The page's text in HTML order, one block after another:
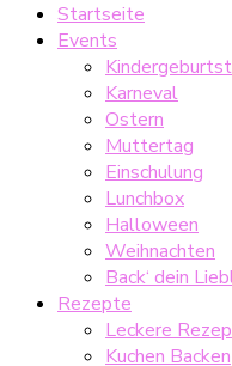
Startseite
Events
Karneval
Ostern
Muttertag
Einschulung
Lunchbox
Halloween
Weihnachten
Back‘ dein
Rezepte
Leckere
Kuchen Backen